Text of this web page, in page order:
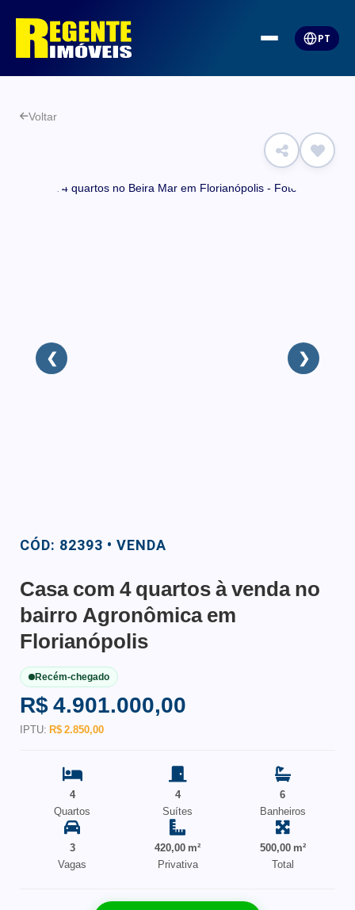
PT
Voltar
❮ ❯
CÓD: 82393 • VENDA
Casa com 4 quartos à venda no
bairro Agronômica em
Florianópolis
Recém-chegado
R$ 4.901.000,00
IPTU: R$ 2.850,00
4
Quartos
4
Suítes
6
Banheiros
3
Vagas
420,00 m²
Privativa
500,00 m²
Total